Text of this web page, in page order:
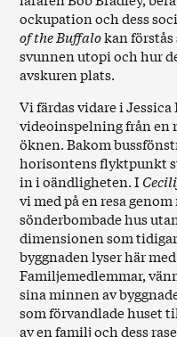
ockupation och dess
of the Buffalokan
svunnen utopi och hur
avskuren plats.
Vi färdas vidare i Jessica
videoinspelning från en
öknen. Bakom
horisontens flyktpunkt
in i oändligheten. I
vi med på en resa
sönderbombade hus
dimensionen som
byggnaden lyser här
Familjemedlemmar,
sina minnen av
som förvandlade huset
av en familj och dess